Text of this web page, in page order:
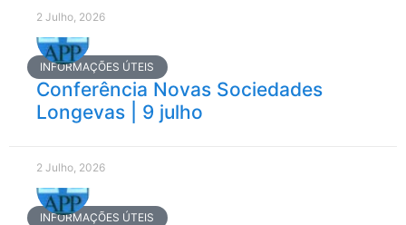
2 Julho, 2026
INFORMAÇÕES ÚTEIS
Conferência Novas Sociedades
Longevas | 9 julho
2 Julho, 2026
INFORMAÇÕES ÚTEIS